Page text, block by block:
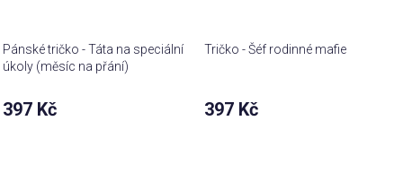
Pánské tričko - Táta na speciální
úkoly (měsíc na přání)
397 Kč
Tričko - Šéf rodinné mafie
397 Kč